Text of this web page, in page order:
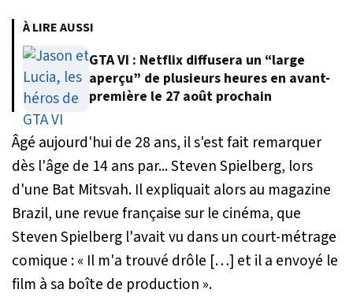
À LIRE AUSSI
GTA VI : Netflix diffusera un “large
aperçu” de plusieurs heures en avant-
première le 27 août prochain
Âgé aujourd'hui de 28 ans, il s'est fait remarquer
dès l'âge de 14 ans par... Steven Spielberg, lors
d'une Bat Mitsvah. Il expliquait alors au magazine
Brazil, une revue française sur le cinéma, que
Steven Spielberg l'avait vu dans un court-métrage
comique : « Il m'a trouvé drôle […] et il a envoyé le
film à sa boîte de production ».